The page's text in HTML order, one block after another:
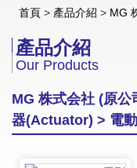
首頁 > 產品介紹 > MG
產品介紹
Our Products
MG 株式会社 (原
器(Actuator) > 電